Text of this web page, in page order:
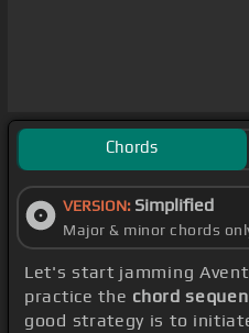
Chords
VERSION: Simplified
Major & minor chords
Let's start jamming
practice the chord
good strategy is to